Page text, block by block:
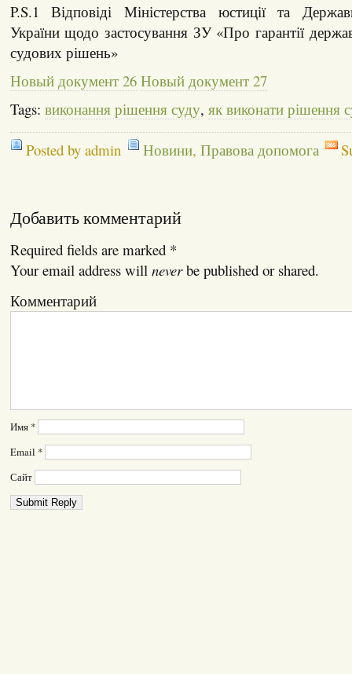
P.S.1 Відповіді Міністерства юстиції та
України щодо застосування ЗУ «Про гарантії
судових рішень»
Новый документ 26 Новый документ 27
Tags: виконання рішення суду, як виконати рішення
Posted by admin Новини, Правова допомога
Добавить комментарий
Required fields are marked *
Your email address will neverbe published or shared.
Комментарий
Имя *
Email *
Сайт